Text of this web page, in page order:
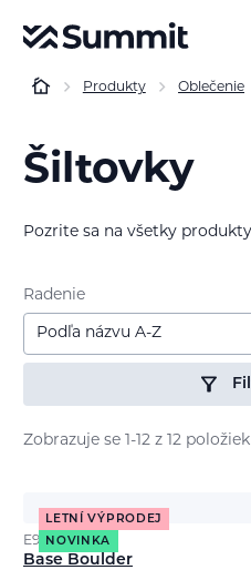
Produkty Oblečenie
Šiltovky
Pozrite sa na všetky
Radenie
Podľa názvu A-Z
Zobrazuje se 1-12 z 12 položiek
LETNÍ VÝPRODEJ
NOVINKA
E9
Base Boulder